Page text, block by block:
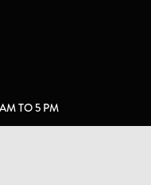
TO 5 PM